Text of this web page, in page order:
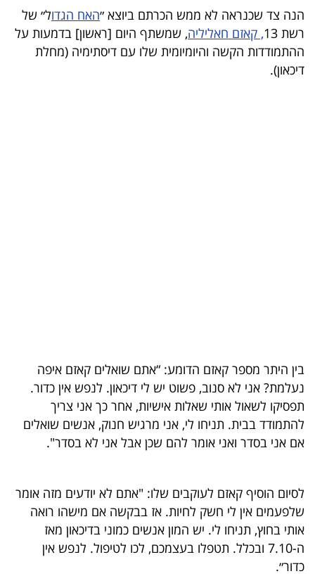
עסקי
ספורט
קריירה
5
המילון
הכלכלי
פודקאסט
40
UNDER
40
הנה צד שכנראה לא ממש הכרתם ביוצא ״האח הגדול״ של
רשת 13
, קאזם חאליליה, שמשתף היום [ראשון] בדמעות על
ההתמודדות הקשה והיומיומית שלו עם דיסתימיה (מחלת
דיכאון).
בין היתר מספר קאזם הדומע: “אתם שואלים קאזם איפה
נעלמת? אני לא סנוב, פשוט יש לי דיכאון. לנפש אין כדור.
תפסיקו לשאול אותי שאלות אישיות, אחר כך אני צריך
להתמודד בבית. תניחו לי, אני מרגיש חנוק, אנשים שואלים
אם אני בסדר ואני אומר להם שכן אבל אני לא בסדר".
לסיום הוסיף קאזם לעוקבים שלו: "אתם לא יודעים מזה אומר
שלפעמים אין לי חשק לחיות. אז בבקשה אם מישהו רואה
אותי בחוץ, תניחו לי. יש המון אנשים כמוני בדיכאון מאז
ה-7.10 ובכלל. תטפלו בעצמכם, לכו לטיפול. לנפש אין
כדור״.